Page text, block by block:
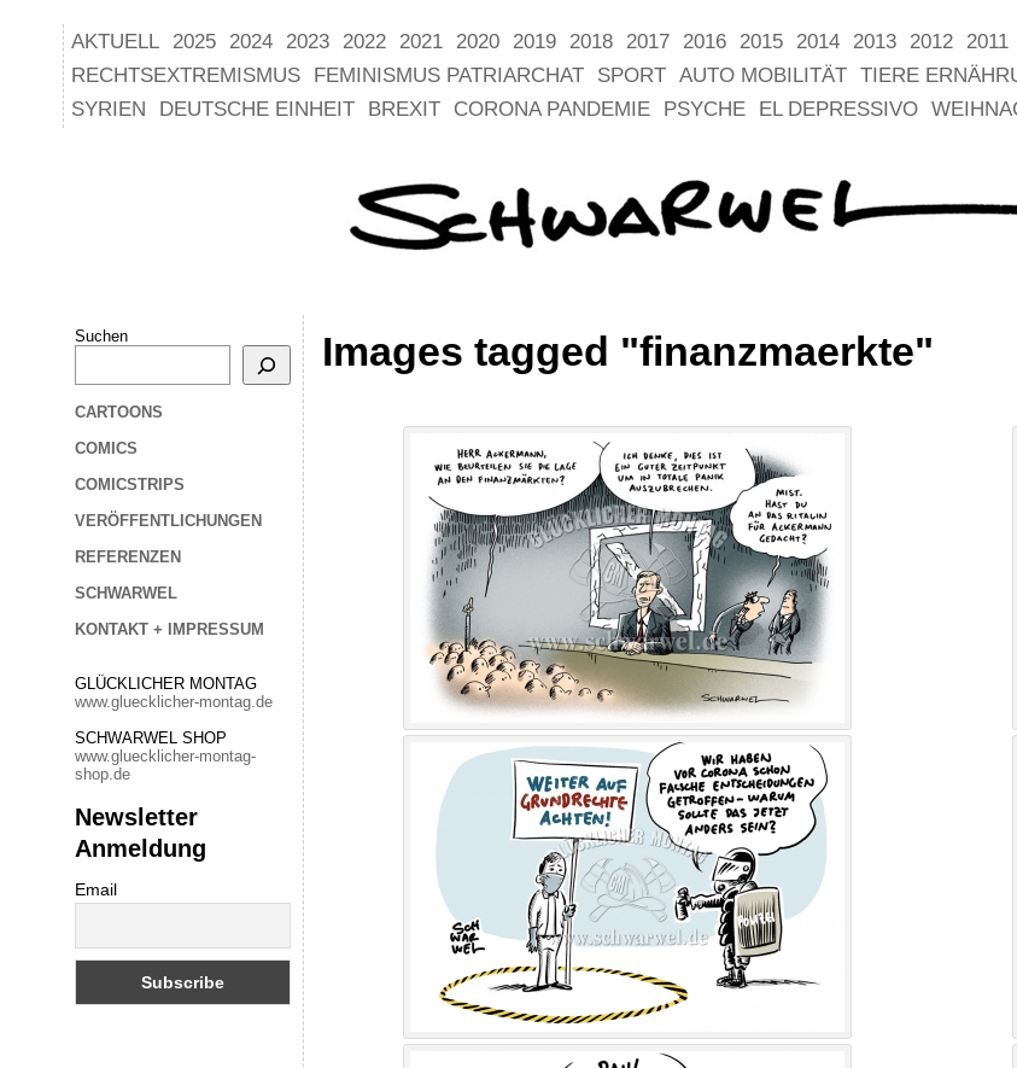
AKTUELL 2025 2024 2023 2022 2021 2020 2019 2018 2017 2016 2015 2014 2013 2012 2011
RECHTSEXTREMISMUS
FEMINISMUS PATRIARCHAT SPORT AUTO MOBILITÄT TIERE
SYRIEN
DEUTSCHE EINHEIT BREXIT CORONA PANDEMIE PSYCHE EL DEPRESSIVO
Suchen
CARTOONS
COMICS
COMICSTRIPS
VERÖFFENTLICHUNGEN
REFERENZEN
SCHWARWEL
KONTAKT + IMPRESSUM
GLÜCKLICHER MONTAG
www.gluecklicher-montag.de
SCHWARWEL SHOP
www.gluecklicher-montag-
shop.de
Newsletter
Anmeldung
Email
Images tagged "finanzmaerkte"